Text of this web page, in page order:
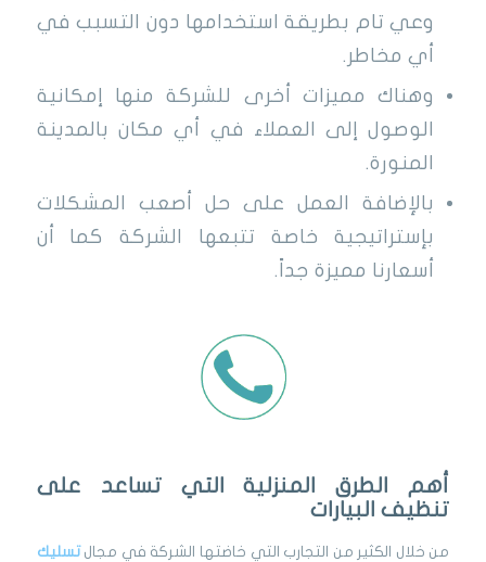
وعي تام بطريقة استخدامها دون التسبب في
أي مخاطر.
وهناك مميزات أخرى للشركة منها إمكانية
الوصول إلى العملاء في أي مكان بالمدينة
المنورة.
بالإضافة العمل على حل أصعب المشكلات
بإستراتيجية خاصة تتبعها الشركة كما أن
أسعارنا مميزة جداً.
أهم الطرق المنزلية التي تساعد على
تنظيف البيارات
من خلال الكثير من التجارب التي خاضتها الشركة في مجالتسليك